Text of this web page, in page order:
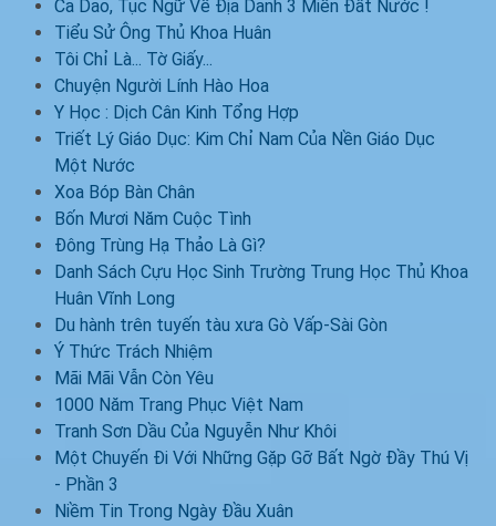
Ca Dao, Tục Ngữ Về Địa Danh 3 Miền Đất Nước !
Tiểu Sử Ông Thủ Khoa Huân
Tôi Chỉ Là... Tờ Giấy...
Chuyện Người Lính Hào Hoa
Y Học : Dịch Cân Kinh Tổng Hợp
Triết Lý Giáo Dục: Kim Chỉ Nam Của Nền Giáo Dục
Một Nước
Xoa Bóp Bàn Chân
Bốn Mươi Năm Cuộc Tình
Đông Trùng Hạ Thảo Là Gì?
Danh Sách Cựu Học Sinh Trường Trung Học Thủ Khoa
Huân Vĩnh Long
Du hành trên tuyến tàu xưa Gò Vấp-Sài Gòn
Ý Thức Trách Nhiệm
Mãi Mãi Vẫn Còn Yêu
1000 Năm Trang Phục Việt Nam
Tranh Sơn Dầu Của Nguyễn Như Khôi
Một Chuyến Đi Với Những Gặp Gỡ Bất Ngờ Đầy Thú Vị
- Phần 3
Niềm Tin Trong Ngày Đầu Xuân